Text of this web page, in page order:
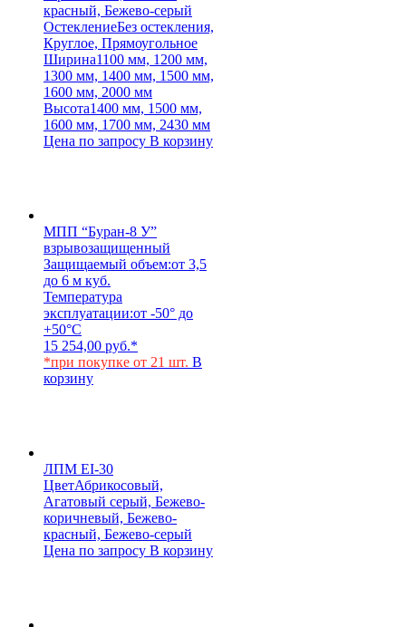
красный, Бежево-серый
ОстеклениеБез остекления,
Круглое, Прямоугольное
Ширина1100 мм, 1200 мм,
1300 мм, 1400 мм, 1500 мм,
1600 мм, 2000 мм
Высота1400 мм, 1500 мм,
1600 мм, 1700 мм, 2430 мм
Цена по запросу В корзину
МПП “Буран-8 У”
взрывозащищенный
Защищаемый объем:от 3,5
до 6 м куб.
Температура
эксплуатации:от -50° до
+50°С
15 254,00 руб.*
*при покупке от 21 шт. В
корзину
ЛПМ EI-30
ЦветАбрикосовый,
Агатовый серый, Бежево-
коричневый, Бежево-
красный, Бежево-серый
Цена по запросу В корзину